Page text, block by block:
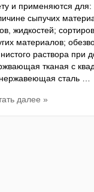
и применяются
сыпучих
жидкостей;
материалов;
раствора при
тканая с
сталь …
далее »